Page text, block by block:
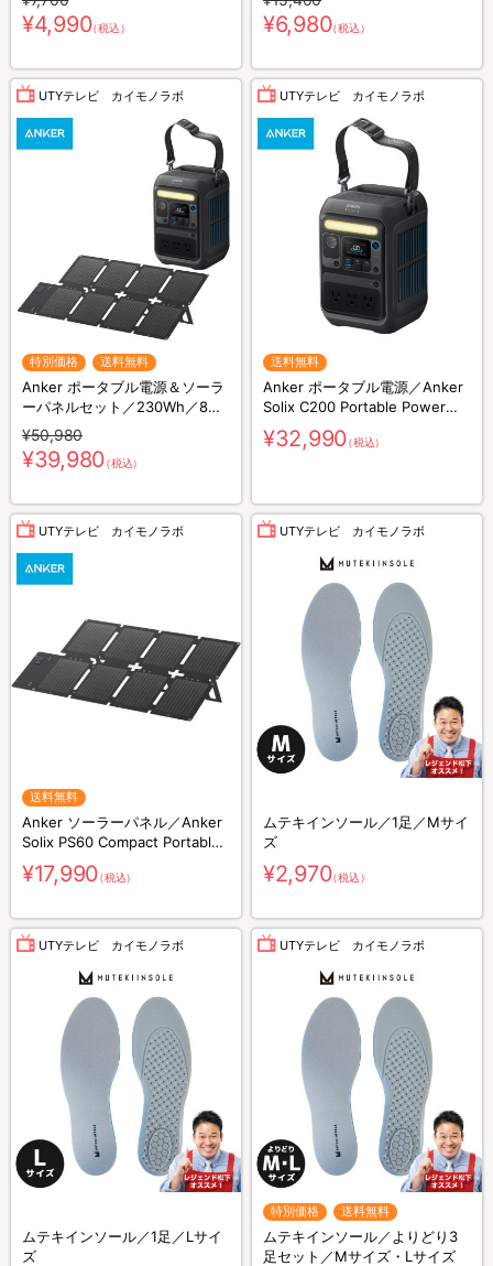
防虫剤／害虫忌避剤
¥4,990（税込）
防虫剤／害虫忌避剤
¥6,980（税込）
UTYテレビ カイモノラボ
特別価格 送料無料
Anker ポータブル電源＆ソーラ
ーパネルセット／230Wh／8ポ
ート／防災グッズ／災害対策
¥50,980
¥39,980（税込）
UTYテレビ カイモノラボ
送料無料
Anker ポータブル電源／Anker
Solix C200 Portable Power
Station／230Wh／8ポート／防
災グッズ／災害対策
¥32,990（税込）
UTYテレビ カイモノラボ
送料無料
Anker ソーラーパネル／Anker
Solix PS60 Compact Portable
Solar Panel／60W／防災グッズ
／災害対策
¥17,990（税込）
UTYテレビ カイモノラボ
ムテキインソール／1足／Mサイ
ズ
¥2,970（税込）
UTYテレビ カイモノラボ
ムテキインソール／1足／Lサイ
ズ
UTYテレビ カイモノラボ
特別価格 送料無料
ムテキインソール／よりどり3
足セット／Mサイズ・Lサイズ